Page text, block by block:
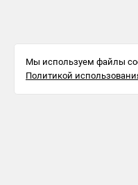
Мы используем файлы
Политикой